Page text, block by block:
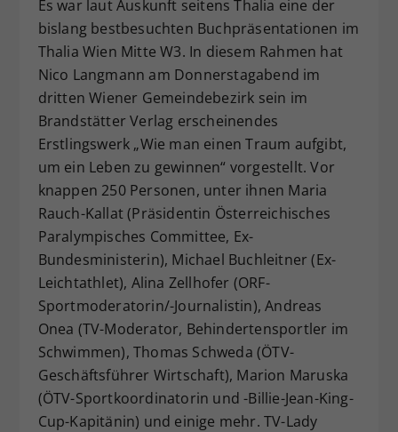
Es war laut Auskunft seitens Thalia eine der
bislang bestbesuchten Buchpräsentationen im
Thalia Wien Mitte W3. In diesem Rahmen hat
Nico Langmann am Donnerstagabend im
dritten Wiener Gemeindebezirk sein im
Brandstätter Verlag erscheinendes
Erstlingswerk „Wie man einen Traum aufgibt,
um ein Leben zu gewinnen“ vorgestellt. Vor
knappen 250 Personen, unter ihnen Maria
Rauch-Kallat (Präsidentin Österreichisches
Paralympisches Committee, Ex-
Bundesministerin), Michael Buchleitner (Ex-
Leichtathlet), Alina Zellhofer (ORF-
Sportmoderatorin/-Journalistin), Andreas
Onea (TV-Moderator, Behindertensportler im
Schwimmen), Thomas Schweda (ÖTV-
Geschäftsführer Wirtschaft), Marion Maruska
(ÖTV-Sportkoordinatorin und -Billie-Jean-King-
Cup-Kapitänin) und einige mehr. TV-Lady
Zweck
Dieser Wert speichert Ihre Consent-
Einstellungen. Unter anderem eine
zufällig generierte ID, für die
historische Speicherung Ihrer
vorgenommen Einstellungen, falls der
Webseiten-Betreiber dies eingestellt
hat.